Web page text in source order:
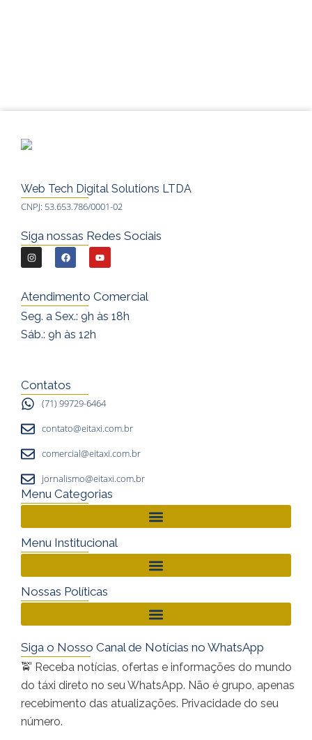
Web Tech Digital Solutions LTDA
CNPJ: 53.653.786/0001-02
Siga nossas Redes Sociais
I
n
s
t
a
g
m
F
a
e
b
o
Y
o
u
u
Atendimento Comercial
Seg. a Sex.: 9h às 18h
Sáb.: 9h às 12h
Contatos
(71) 99729-6464
contato@eitaxi.com.br
comercial@eitaxi.com.br
jornalismo@eitaxi.com.br
Menu Categorias
Menu Institucional
Nossas Políticas
Siga o Nosso Canal de Notícias no WhatsApp
🚖 Receba notícias, ofertas e informações do mundo
do táxi direto no seu WhatsApp. Não é grupo, apenas
recebimento das atualizações. Privacidade do seu
número.